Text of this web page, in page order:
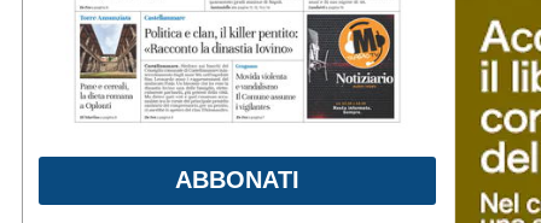
ABBONATI